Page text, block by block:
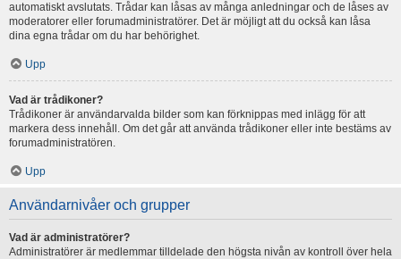
automatiskt avslutats. Trådar kan låsas av många anledningar och de låses av
moderatorer eller forumadministratörer. Det är möjligt att du också kan låsa
dina egna trådar om du har behörighet.
Upp
Vad är trådikoner?
Trådikoner är användarvalda bilder som kan förknippas med inlägg för att
markera dess innehåll. Om det går att använda trådikoner eller inte bestäms av
forumadministratören.
Upp
Användarnivåer och grupper
Vad är administratörer?
Administratörer är medlemmar tilldelade den högsta nivån av kontroll över hela